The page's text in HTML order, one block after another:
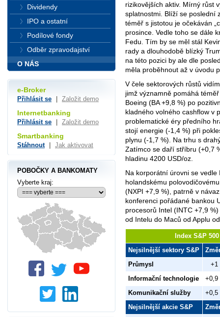
rizikovějších aktiv. Mírný růst
splatnostmi. Blíží se poslední
téměř s jistotou je očekáván
prosince. Vedle toho se dále
Fedu. Tím by se měl stál
rady a dlouhodobě blízký
na této pozici by ale dle
měla proběhnout až v úvodu
V čele sektorových růstů
jimž významně pomáhá
Boeing (BA +9,8 %) po
kladného volného cashflow v
problematické éry předního
stojí energie (-1,4 %) při
plynu (-1,7 %). Na trhu s
Zatímco se daří stříbru (+0,7
hladinu 4200 USD/oz.
Na korporátní úrovni se
holandskému
(NXPI +7,9 %), patrně v
konferenci pořádané bankou
procesorů Intel (INTC +7,9
od Intelu do Maců od Applu
Index S&P
Nejsilnější sektory S&P
Průmysl
+1
Informační technologie
+0,9
Komunikační služby
+0,5
Nejsilnější akcie S&P
Dividendy
IPO a ostatní
Podílové fondy
Odběr zpravodajství
O NÁS
e-Broker
Přihlásit se Založit demo
Internetbanking
Přihlásit se Založit demo
Smartbanking
Stáhnout Jak aktivovat
POBOČKY A BANKOMATY
Vyberte kraj: